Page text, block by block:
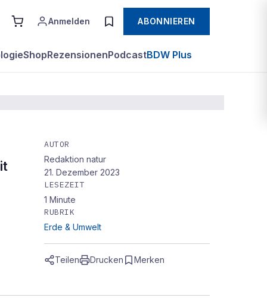
Anmelden ABONNIEREN
ShopRezensionenPodcastBDW Plus
AUTOR
Redaktion natur
21. Dezember 2023
LESEZEIT
1 Minute
RUBRIK
Erde & Umwelt
Teilen Drucken Merken